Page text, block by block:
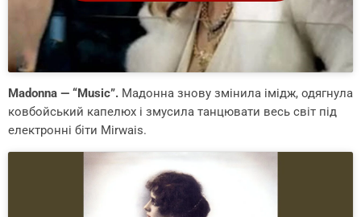
Madonna — “Music”. Мадонна знову змінила імідж, одягнула
ковбойський капелюх і змусила танцювати весь світ під
електронні біти Mirwais.